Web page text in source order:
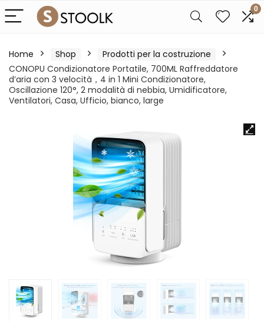
0
Home Shop
Prodotti per la costruzione
CONOPU Condizionatore Portatile, 700ML Raffreddatore
d’aria con 3 velocità，4 in 1 Mini Condizionatore,
Oscillazione 120°, 2 modalità di nebbia, Umidificatore,
Ventilatori, Casa, Ufficio, bianco, large